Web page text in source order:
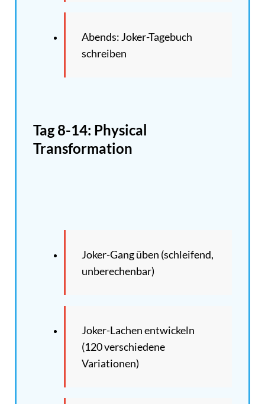
Abends: Joker-Tagebuch
schreiben
Tag 8-14: Physical
Transformation
Joker-Gang üben (schleifend,
unberechenbar)
Joker-Lachen entwickeln
(120 verschiedene
Variationen)